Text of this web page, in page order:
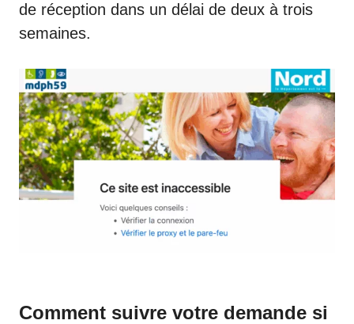
de réception dans un délai de deux à trois
semaines.
Comment suivre votre demande si